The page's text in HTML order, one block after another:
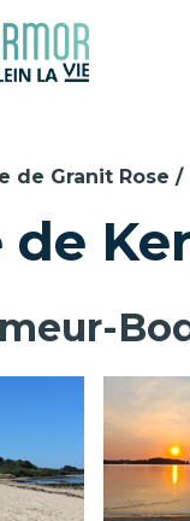
des cookies
de Granit Rose /
de